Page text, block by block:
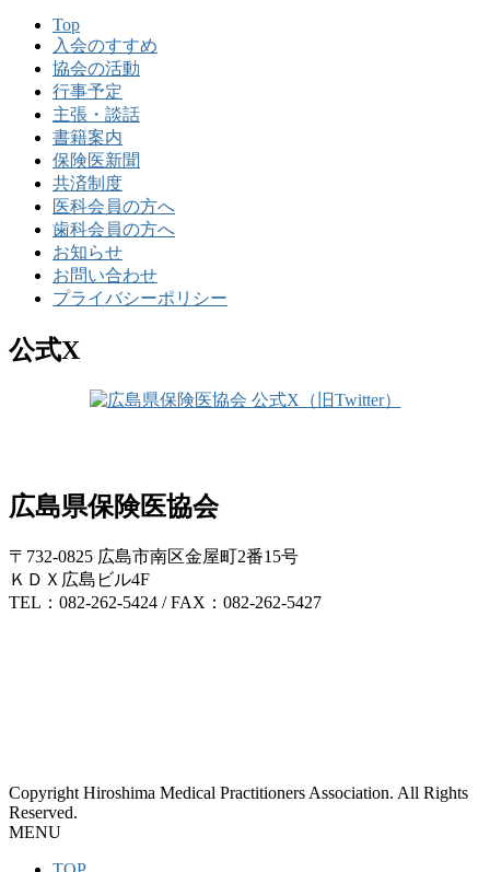
Top
入会のすすめ
協会の活動
行事予定
主張・談話
書籍案内
保険医新聞
共済制度
医科会員の方へ
歯科会員の方へ
お知らせ
お問い合わせ
プライバシーポリシー
公式X
広島県保険医協会
〒732-0825 広島市南区金屋町2番15号
ＫＤＸ広島ビル4F
TEL：082-262-5424 / FAX：082-262-5427
Copyright Hiroshima Medical Practitioners Association. All Rights
Reserved.
MENU